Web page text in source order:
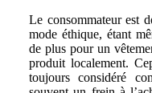
Le consommateur est
mode éthique, étant
de plus pour un
produit localement.
toujours considéré